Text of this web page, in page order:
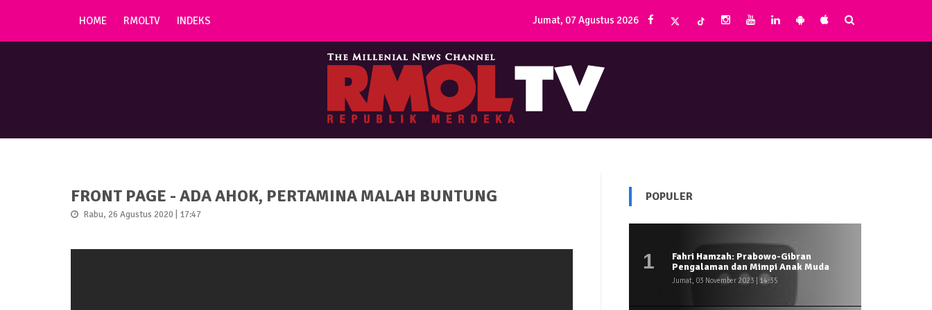
HOME RMOLTV INDEKS Jumat, 07 Agustus 2026
FRONT PAGE - ADA AHOK, PERTAMINA MALAH BUNTUNG
Rabu, 26 Agustus 2020 | 17:47
POPULER
1
Fahri Hamzah: Prabowo-Gibran
Pengalaman dan Mimpi Anak Muda
Jumat, 03 November 2023 | 14:35